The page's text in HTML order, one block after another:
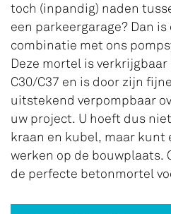
toch (inpandig) naden
een parkeergarage? Dan
combinatie met ons
Deze mortel is
C30/C37 en is door zijn
uitstekend verpompbaar
uw project. U hoeft dus
kraan en kubel, maar kunt
werken op de bouwplaats.
de perfecte betonmortel